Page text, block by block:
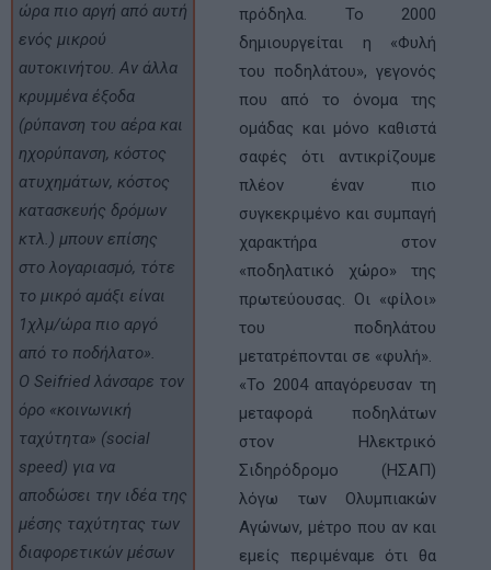
ώρα πιο αργή από αυτή
ενός μικρού
αυτοκινήτου. Αν άλλα
κρυμμένα έξοδα
(ρύπανση του αέρα και
ηχορύπανση, κόστος
ατυχημάτων, κόστος
κατασκευής δρόμων
κτλ.) μπουν επίσης
στο λογαριασμό, τότε
το μικρό αμάξι είναι
1χλμ/ώρα πιο αργό
από το ποδήλατο».
Ο Seifried λάνσαρε τον
όρο «κοινωνική
ταχύτητα» (social
speed) για να
αποδώσει την ιδέα της
μέσης ταχύτητας των
διαφορετικών μέσων
πρόδηλα. Το 2000
δημιουργείται η «Φυλή
του ποδηλάτου», γεγονός
που από το όνομα της
ομάδας και μόνο καθιστά
σαφές ότι αντικρίζουμε
πλέον έναν πιο
συγκεκριμένο και συμπαγή
χαρακτήρα στον
«ποδηλατικό χώρο» της
πρωτεύουσας. Οι «φίλοι»
του ποδηλάτου
μετατρέπονται σε «φυλή».
«Το 2004 απαγόρευσαν τη
μεταφορά ποδηλάτων
στον Ηλεκτρικό
Σιδηρόδρομο (ΗΣΑΠ)
λόγω των Ολυμπιακών
Αγώνων, μέτρο που αν και
εμείς περιμέναμε ότι θα